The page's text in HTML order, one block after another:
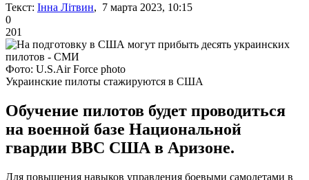
Текст: Інна Літвин, 7 марта 2023, 10:15
0
201
Фото: U.S.Air Force photo
Украинские пилоты стажируются в США
Обучение пилотов будет проводиться
на военной базе Национальной
гвардии ВВС США в Аризоне.
Для повышения навыков управления боевыми самолетами в